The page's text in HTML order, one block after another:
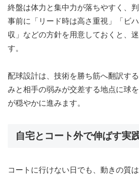
終盤は体力と集中力が落ちやすく、
事前に「リード時は高さ重視」「ビ
収」などの方針を用意しておくと、
す。
配球設計は、技術を勝ち筋へ翻訳す
みと相手の弱みが交差する地点に球
が穏やかに進みます。
自宅とコート外で伸ばす実
コートに行けない日でも、動きの質